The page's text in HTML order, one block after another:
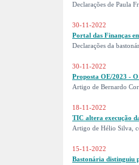
Declarações de Paula
30-11-2022
Portal das Finanças
Declarações da
30-11-2022
Proposta OE/2023 -
Artigo de Bernardo
18-11-2022
TIC altera execução
Artigo de Hélio Silva,
15-11-2022
Bastonária distinguiu